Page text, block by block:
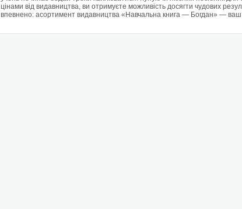
цінами від видавництва, ви отримуєте можливість досягти чудових
впевнено: асортимент видавництва «Навчальна книга — Богдан» — ваш